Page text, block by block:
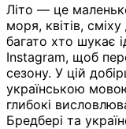
Літо — це
моря, квітів,
багато хто шукає
Instagram, щоб
сезону. У цій
українською
глибокі
Бредбері та